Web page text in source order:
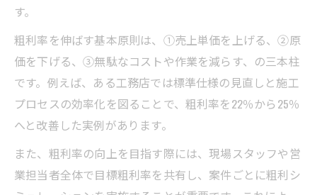
ア
工務店経営における粗利アップの戦略
工務店粗利アップのための経営戦略を体系
化
工務店粗利率向上に役立つ販売単価の引き
上げ法
工務店粗利を守る高性能住宅の標準化とは
す。
粗利率を伸ばす基本原則は、①売上単価を上げる、②原
価を下げる、③無駄なコストや作業を減らす、の三本柱
です。例えば、ある工務店では標準仕様の見直しと施工
プロセスの効率化を図ることで、粗利率を22％から25％
へと改善した実例があります。
また、粗利率の向上を目指す際には、現場スタッフや営
業担当者全体で目標粗利率を共有し、案件ごとに粗利シ